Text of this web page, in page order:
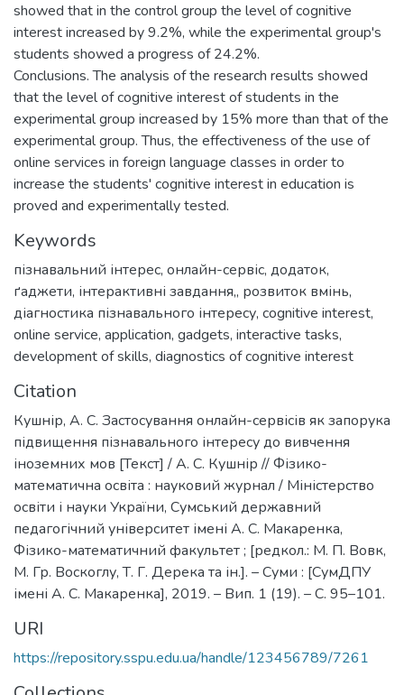
showed that in the control group the level of cognitive
interest increased by 9.2%, while the experimental group's
students showed a progress of 24.2%.
Conclusions. The analysis of the research results showed
that the level of cognitive interest of students in the
experimental group increased by 15% more than that of the
experimental group. Thus, the effectiveness of the use of
online services in foreign language classes in order to
increase the students' cognitive interest in education is
proved and experimentally tested.
Keywords
пізнавальний інтерес, онлайн-сервіс, додаток,
ґаджети, інтерактивні завдання,, розвиток вмінь,
діагностика пізнавального інтересу, cognitive interest,
online service, application, gadgets, interactive tasks,
development of skills, diagnostics of cognitive interest
Citation
Кушнір, А. С. Застосування онлайн-сервісів як запорука
підвищення пізнавального інтересу до вивчення
іноземних мов [Текст] / А. С. Кушнір // Фізико-
математична освіта : науковий журнал / Міністерство
освіти і науки України, Сумський державний
педагогічний університет імені А. С. Макаренка,
Фізико-математичний факультет ; [редкол.: М. П. Вовк,
М. Гр. Воскоглу, Т. Г. Дерека та ін.]. – Суми : [СумДПУ
імені А. С. Макаренка], 2019. – Вип. 1 (19). – С. 95–101.
URI
https://repository.sspu.edu.ua/handle/123456789/7261